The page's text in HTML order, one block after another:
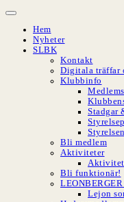
Hoppa
innehåll
Hem
Nyheter
SLBK
Kontakt
Digitala träffar
Klubbinfo
Stadgar
Bli medlem
Aktiviteter
Bli funktionär!
Lejon